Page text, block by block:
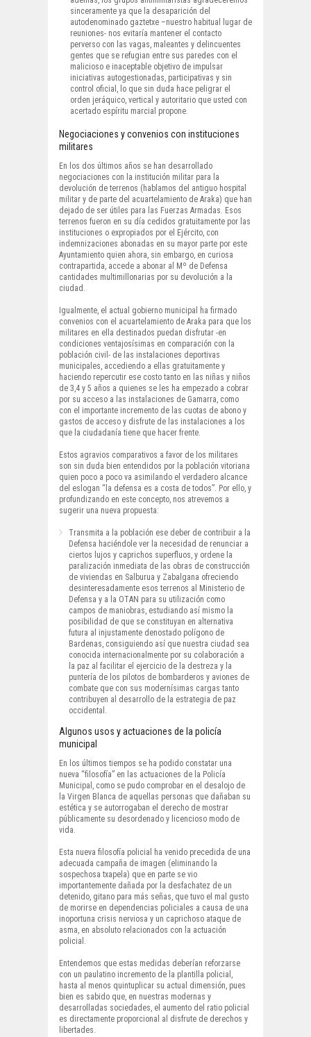
sinceramente ya que la desaparición del
autodenominado gaztetxe –nuestro habitual lugar de
reuniones- nos evitaría mantener el contacto
perverso con las vagas, maleantes y delincuentes
gentes que se refugian entre sus paredes con el
malicioso e inaceptable objetivo de impulsar
iniciativas autogestionadas, participativas y sin
control oficial, lo que sin duda hace peligrar el
orden jeráquico, vertical y autoritario que usted con
acertado espíritu marcial propone.
Negociaciones y convenios con instituciones
militares
En los dos últimos años se han desarrollado
negociaciones con la institución militar para la
devolución de terrenos (hablamos del antiguo hospital
militar y de parte del acuartelamiento de Araka) que han
dejado de ser útiles para las Fuerzas Armadas. Esos
terrenos fueron en su día cedidos gratuitamente por las
instituciones o expropiados por el Ejército, con
indemnizaciones abonadas en su mayor parte por este
Ayuntamiento quien ahora, sin embargo, en curiosa
contrapartida, accede a abonar al Mº de Defensa
cantidades multimillonarias por su devolución a la
ciudad.
Igualmente, el actual gobierno municipal ha firmado
convenios con el acuartelamiento de Araka para que los
militares en ella destinados puedan disfrutar -en
condiciones ventajosísimas en comparación con la
población civil- de las instalaciones deportivas
municipales, accediendo a ellas gratuitamente y
haciendo repercutir ese costo tanto en las niñas y niños
de 3,4 y 5 años a quienes se les ha empezado a cobrar
por su acceso a las instalaciones de Gamarra, como
con el importante incremento de las cuotas de abono y
gastos de acceso y disfrute de las instalaciones a los
que la ciudadanía tiene que hacer frente.
Estos agravios comparativos a favor de los militares
son sin duda bien entendidos por la población vitoriana
quien poco a poco va asimilando el verdadero alcance
del eslogan “la defensa es a costa de todos”. Por ello, y
profundizando en este concepto, nos atrevemos a
sugerir una nueva propuesta:
Transmita a la población ese deber de contribuir a la
Defensa haciéndole ver la necesidad de renunciar a
ciertos lujos y caprichos superfluos, y ordene la
paralización inmediata de las obras de construcción
de viviendas en Salburua y Zabalgana ofreciendo
desinteresadamente esos terrenos al Ministerio de
Defensa y a la OTAN para su utilización como
campos de maniobras, estudiando así mismo la
posibilidad de que se constituyan en alternativa
futura al injustamente denostado polígono de
Bardenas, consiguiendo así que nuestra ciudad sea
conocida internacionalmente por su colaboración a
la paz al facilitar el ejercicio de la destreza y la
puntería de los pilotos de bombarderos y aviones de
combate que con sus modernísimas cargas tanto
contribuyen al desarrollo de la estrategia de paz
occidental.
Algunos usos y actuaciones de la policía
municipal
En los últimos tiempos se ha podido constatar una
nueva “filosofía” en las actuaciones de la Policía
Municipal, como se pudo comprobar en el desalojo de
la Virgen Blanca de aquellas personas que dañaban su
estética y se autorrogaban el derecho de mostrar
públicamente su desordenado y licencioso modo de
vida.
Esta nueva filosofía policial ha venido precedida de una
adecuada campaña de imagen (eliminando la
sospechosa txapela) que en parte se vio
importantemente dañada por la desfachatez de un
detenido, gitano para más señas, que tuvo el mal gusto
de morirse en dependencias policiales a causa de una
inoportuna crisis nerviosa y un caprichoso ataque de
asma, en absoluto relacionados con la actuación
policial.
Entendemos que estas medidas deberían reforzarse
con un paulatino incremento de la plantilla policial,
hasta al menos quintuplicar su actual dimensión, pues
bien es sabido que, en nuestras modernas y
desarrolladas sociedades, el aumento del ratio policial
es directamente proporcional al disfrute de derechos y
libertades.